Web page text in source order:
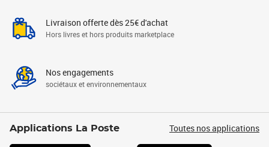
Livraison offerte dès 25€ d'achat
Hors livres et hors produits marketplace
Nos engagements
sociétaux et environnementaux
Applications La Poste Toutes nos applications